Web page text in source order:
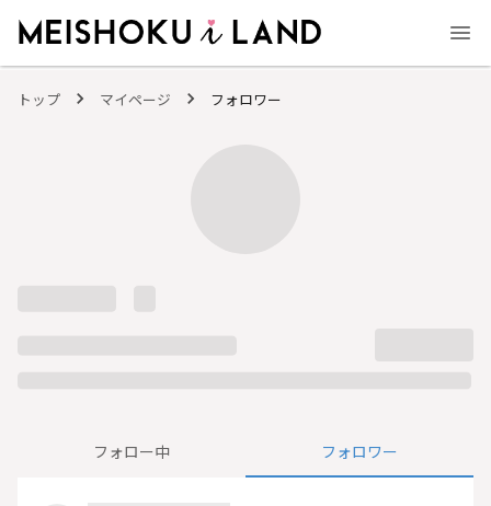
トップ マイページ フォロワー
フォロー中 フォロワー